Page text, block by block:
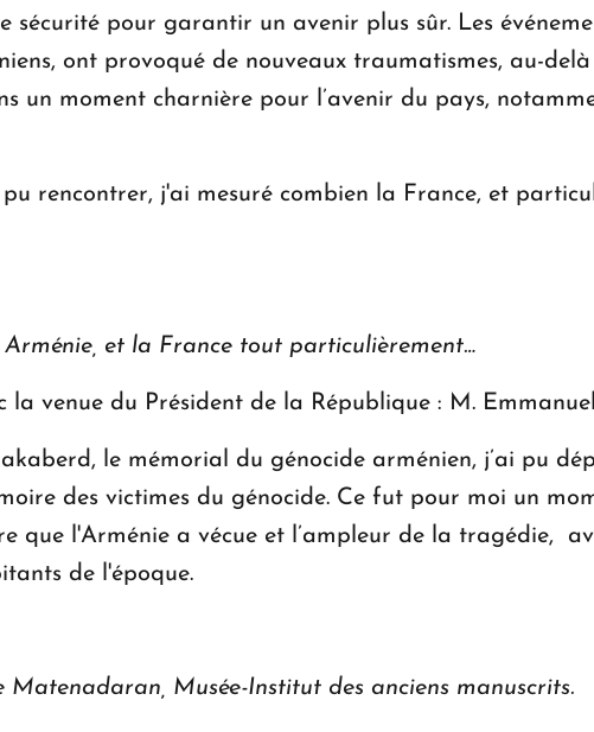
pour garantir un avenir plus sûr. Les
ont provoqué de nouveaux traumatismes, au-
un moment charnière pour l’avenir du pays,
pu rencontrer, j'ai mesuré combien la France, et
Arménie, et la France tout particulièrement…
la venue du Président de la République : M.
le mémorial du génocide arménien, j’ai pu
des victimes du génocide. Ce fut pour moi un
que l'Arménie a vécue et l’ampleur de la tragédie,
de l'époque.
Matenadaran, Musée-Institut des anciens manuscrits.